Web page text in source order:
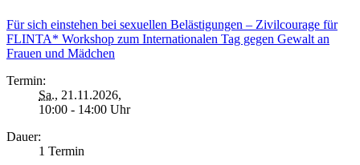
Für sich einstehen bei sexuellen Belästigungen – Zivilcourage für
FLINTA* Workshop zum Internationalen Tag gegen Gewalt an
Frauen und Mädchen
Termin:
Sa., 21.11.2026,
10:00 - 14:00 Uhr
Dauer:
1 Termin